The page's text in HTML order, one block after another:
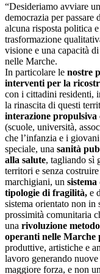
“Desideriamo avviare
democrazia per passare
alcuna risposta politica
trasformazione
visione e una capacità
nelle Marche.
In particolare le nostre
interventi per la
con i cittadini residenti,
la rinascita di questi
interazione propulsiva
(scuole, università,
che l’infanzia e i
speciale, una sanità
alla salute, tagliando sì
territori e senza
marchigiani, un
tipologie di fragilità, e
sistema orientato non in
prossimità comunitaria
una rivoluzione
operanti nelle Marche
produttive, artistiche e
lavoro generando
maggiore forza, e non